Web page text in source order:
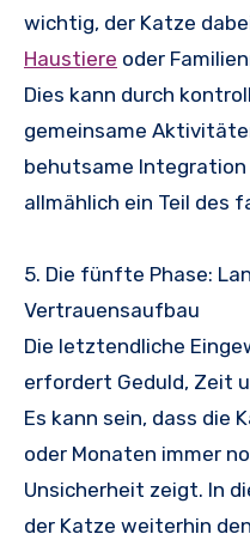
wichtig, der Katze
Haustiere oder
Dies kann durch
gemeinsame
behutsame Integration
allmählich ein Teil des
5. Die fünfte Phase:
Vertrauensaufbau
Die letztendliche
erfordert Geduld, Zeit
Es kann sein, dass die
oder Monaten immer
Unsicherheit zeigt. In
der Katze weiterhin